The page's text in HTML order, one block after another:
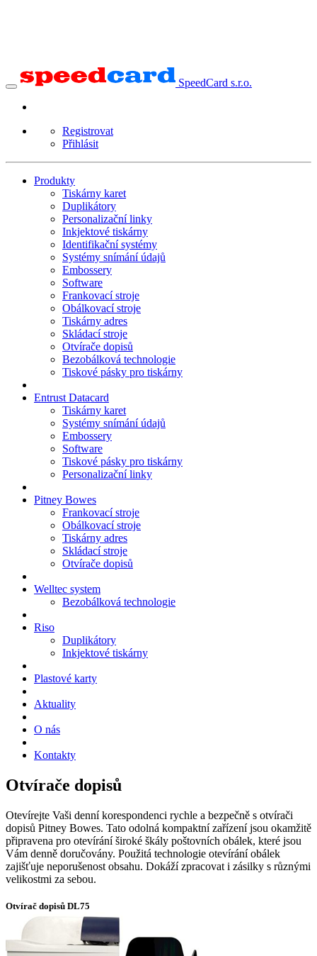
SpeedCard s.r.o.
Registrovat
Přihlásit
Produkty
Tiskárny karet
Duplikátory
Personalizační linky
Inkjektové tiskárny
Identifikační systémy
Systémy snímání údajů
Embossery
Software
Frankovací stroje
Obálkovací stroje
Tiskárny adres
Skládací stroje
Otvírače dopisů
Bezobálková technologie
Tiskové pásky pro tiskárny
Entrust Datacard
Tiskárny karet
Systémy snímání údajů
Embossery
Software
Tiskové pásky pro tiskárny
Personalizační linky
Pitney Bowes
Frankovací stroje
Obálkovací stroje
Tiskárny adres
Skládací stroje
Otvírače dopisů
Welltec system
Bezobálková technologie
Riso
Duplikátory
Inkjektové tiskárny
Plastové karty
Aktuality
O nás
Kontakty
Otvírače dopisů
Otevírejte Vaši denní korespondenci rychle a bezpečně s otvírači
dopisů Pitney Bowes. Tato odolná kompaktní zařízení jsou okamžitě
připravena pro otevírání široké škály poštovních obálek, které jsou
Vám denně doručovány. Použitá technologie otevírání obálek
zajišťuje neporušenost obsahu. Dokáží zpracovat i zásilky s různými
velikostmi za sebou.
Otvírač dopisů DL75